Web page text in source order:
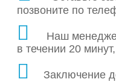
позвоните по
Наш
в течении 20
Заключение